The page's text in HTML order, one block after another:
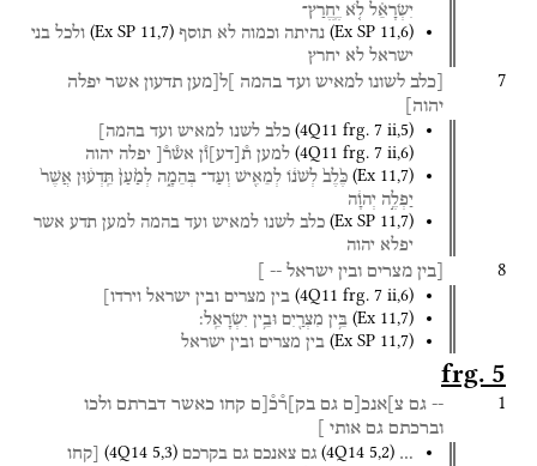
יִשְׂרָאֵ֗ל לֹ֤א יֶֽחֱרַץ־
(Ex SP 11,6) נהיתה וכמוה לא תוסף (Ex SP 11,7) ולכל בני
ישראל לא יחרץ
7 [כלב לשונו למאיש ועד בהמה ]ל[מען תדעון אשר יפלה
יהוה]
(4Q11 frg. 7 ii,5) כלב לשנו למאיש ועד בהמה]
(4Q11 frg. 7 ii,6) למען ת֯ דע ו֯ן אש֯ר֯[ יפלה יהוה
(Ex 11,7) כֶּ֙לֶב֙ לְשֹׁנ֔וֹ לְמֵאִ֖ישׁ וְעַד־ בְּהֵמָ֑ה לְמַ֙עַן֙ תֵּֽדְע֔וּן אֲשֶׁר֙
יַפְלֶ֣ה יְהוָ֔ה
(Ex SP 11,7) כלב לשנו למאיש ועד בהמה למען תדע אשר
יפלא יהוה
8 [בין מצרים ובין ישראל --
(4Q11 frg. 7 ii,6) בין מצרים ובין ישראל וירדו]
(Ex 11,7) בֵּ֥ין מִצְרַ֖יִם וּבֵ֥ין יִשְׂרָאֵֽל׃
(Ex SP 11,7) בין מצרים ובין ישראל
frg. 5
1
-- גם צ]אנכ[ם גם בק]ר֯כ֯[ם קחו כאשר דברתם ולכו
וברכתם גם אותי
…
(4Q14 5,2) גם צאנכם גם בקרכם (4Q14 5,3)
[קחו